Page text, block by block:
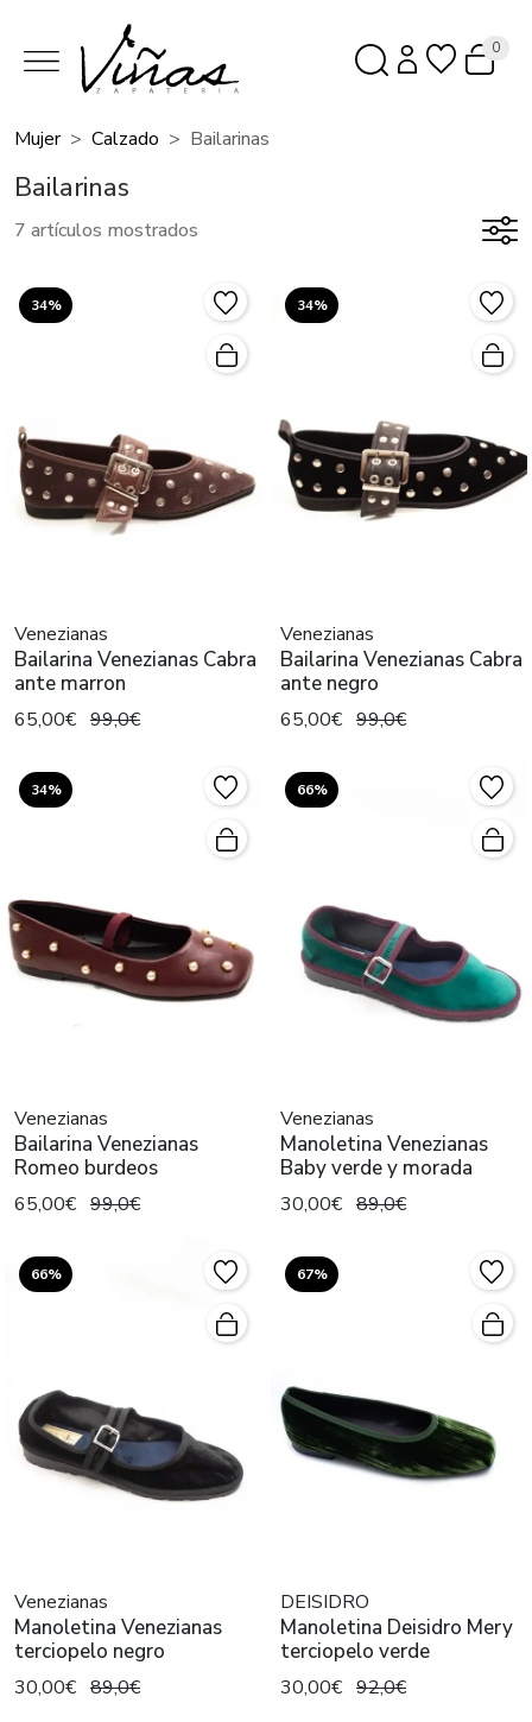
0
Mujer Calzado Bailarinas
Bailarinas
7 artículos mostrados
34%
Venezianas
Bailarina Venezianas Cabra
ante marron
65,00€ 99,0€
34%
Venezianas
Bailarina Venezianas Cabra
ante negro
65,00€ 99,0€
34%
Venezianas
Bailarina Venezianas
Romeo burdeos
65,00€ 99,0€
66%
Venezianas
Manoletina Venezianas
Baby verde y morada
30,00€ 89,0€
66%
Venezianas
Manoletina Venezianas
terciopelo negro
30,00€ 89,0€
67%
DEISIDRO
Manoletina Deisidro Mery
terciopelo verde
30,00€ 92,0€